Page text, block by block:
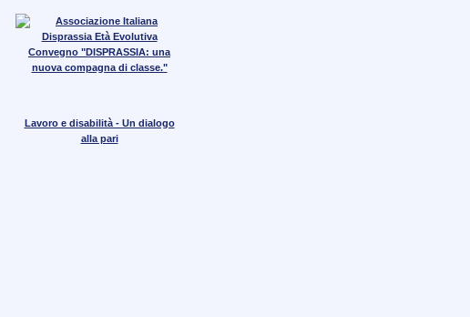
Convegno "DISPRASSIA: una
nuova compagna di classe."
Lavoro e disabilità - Un dialogo
alla pari